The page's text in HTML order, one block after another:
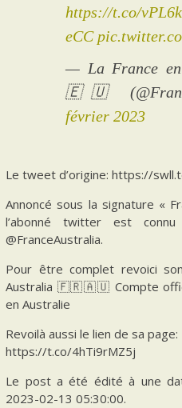
https://t.co/
eCC
— La France
🇪🇺
février 2023
Le tweet d’origine: https://
Annoncé sous la signature
l’abonné twitter est
@FranceAustralia.
Pour être complet revoici
Australia 🇫🇷🇦🇺 Compte
en Australie
Revoilà aussi le lien de sa page:
https://t.co/4hTi9rMZ5j
Le post a été édité à une
2023-02-13 05:30:00.